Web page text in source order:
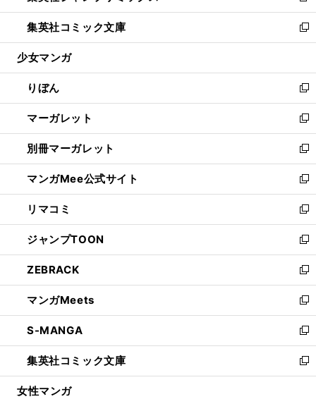
開
く
ウ
で
開
ン
ド
ウ
開
く
ウ
ィ
ン
ウ
で
開
く
し
い
ウ
ン
ド
ウ
で
開
く
集英社コミック文庫
新
し
ウ
ィ
ン
ド
ウ
で
開
く
少女マンガ
りぼん
新
し
い
ウ
ィ
ン
ド
ウ
で
開
く
マーガレット
新
し
い
ウ
ィ
ン
ド
ウ
で
開
く
別冊マーガレット
新
し
い
ウ
ィ
ン
ド
ウ
で
開
く
マンガMee公式サイト
新
し
い
ウ
ィ
ン
ド
ウ
で
開
く
リマコミ
新
し
い
ウ
ィ
ン
ド
ウ
で
開
く
ジャンプTOON
新
し
い
ウ
ィ
ン
ド
ウ
で
開
ZEBRACK
新
し
い
ウ
ィ
ン
ド
ウ
マンガMeets
新
し
い
ウ
ィ
ン
S-MANGA
新
し
い
ウ
集英社コミック文庫
新
し
女性マンガ